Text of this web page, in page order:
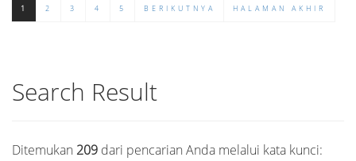
1 2 3 4 5 BERIKUTNYA HALAMAN AKHIR
Search Result
Ditemukan 209 dari pencarian Anda melalui kata kunci: